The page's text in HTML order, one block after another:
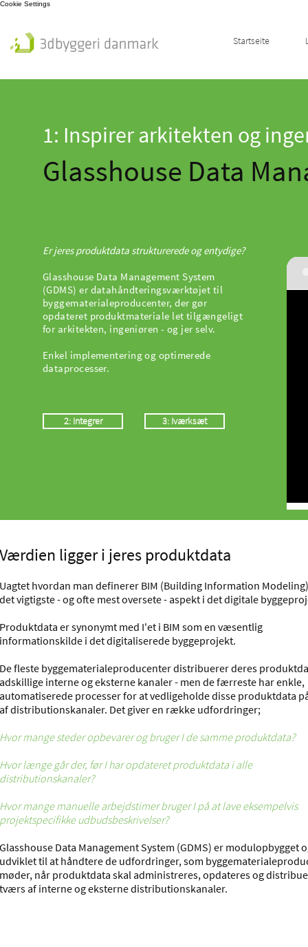
Cookie Settings
Startseite
1: Inspirer arkitekten og
Glasshouse Data
Er jeres produktdata strukturerede og entydige?
Glasshouse Data Management System
(GDMS) er datahåndteringsværktøjet til
byggematerialeproducenter, der gør
opdateret produktmateriale let tilgængeligt
for arkitekten, ingeniøren - og jer selv.
Enkel implementering og optimerede
dataprocesser.
2: Integrer 3: Iværksæt
Værdien ligger i jeres produktdata​
Uagtet hvordan man definerer BIM (Building Information
det vigtigste - og ofte mest oversete - aspekt i det digitale
Produktdata er synonymt med I'et i BIM som en væsentlig
informationskilde i det digitaliserede byggeprojekt.
De fleste byggematerialeproducenter distribuerer deres
adskillige interne og eksterne kanaler - men de færreste har enkle,
automatiserede processer for at vedligeholde disse produktdata
af distributionskanaler. Det giver en række udfordringer;
Hvor mange steder opbevarer og bruger I de samme produktdata?
Hvor længe går der, før I har opdateret produktdata i alle
distributionskanaler?
Hvor mange manuelle arbejdstimer bruger I på at lave eksempelvis
projektspecifikke udbudsbeskrivelser?
Glasshouse Data Management System (GDMS) er modulopbygget
udviklet til at håndtere de udfordringer, som
møder, når produktdata skal administreres, opdateres og
tværs af interne og eksterne distributionskanaler.